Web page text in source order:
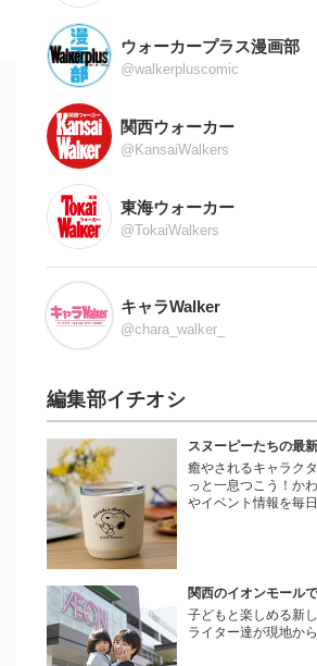
ウォーカープラス漫画部
@walkerpluscomic
関西ウォーカー
@KansaiWalkers
東海ウォーカー
@TokaiWalkers
キャラWalker
@chara_walker_
編集部イチオシ
スヌーピーたちの最
癒やされるキャラク
っと一息つこう！か
やイベント情報を毎
関西のイオンモール
子どもと楽しめる新
ライター達が現地か